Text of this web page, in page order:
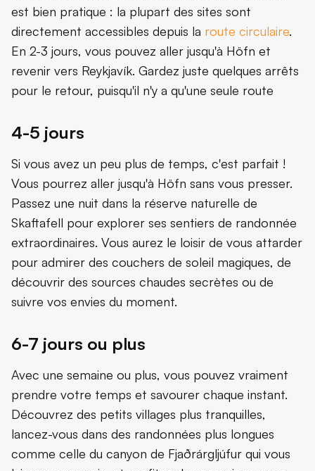
est bien pratique : la plupart des sites sont
directement accessibles depuis la route circulaire.
En 2-3 jours, vous pouvez aller jusqu'à Höfn et
revenir vers Reykjavík. Gardez juste quelques arrêts
pour le retour, puisqu'il n'y a qu'une seule route
4-5 jours
Si vous avez un peu plus de temps, c'est parfait !
Vous pourrez aller jusqu'à Höfn sans vous presser.
Passez une nuit dans la réserve naturelle de
Skaftafell pour explorer ses sentiers de randonnée
extraordinaires. Vous aurez le loisir de vous attarder
pour admirer des couchers de soleil magiques, de
découvrir des sources chaudes secrètes ou de
suivre vos envies du moment.
6-7 jours ou plus
Avec une semaine ou plus, vous pouvez vraiment
prendre votre temps et savourer chaque instant.
Découvrez des petits villages plus tranquilles,
lancez-vous dans des randonnées plus longues
comme celle du canyon de Fjaðrárgljúfur qui vous